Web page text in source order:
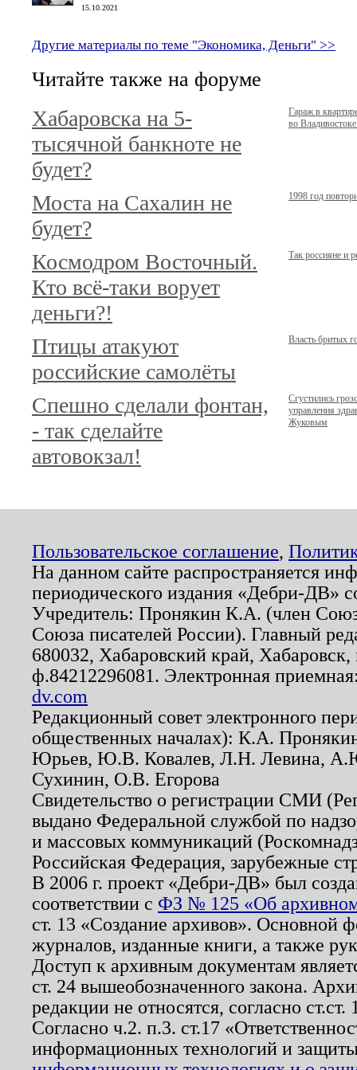
15.10.2021
Другие материалы по теме "Экономика, Деньги" >>
Читайте также на форуме
Хабаровска на 5-
тысячной банкноте не
будет?
Гараж в
во
Моста на Сахалин не
будет?
1998 год
Космодром Восточный.
Кто всё-таки ворует
деньги?!
Так россияне и
Птицы атакуют
российские самолёты
Власть бритых
Спешно сделали фонтан,
- так сделайте
автовокзал!
Сгустились
управления
Жуковым
Пользовательское соглашение,
На данном сайте распространяется
периодического издания «Дебри-ДВ»
Учредитель: Пронякин К.А. (член
Союза писателей России). Главный
680032, Хабаровский край,
ф.84212296081. Электронная
dv.com
Редакционный совет электронного
общественных началах): К.А.
Юрьев, Ю.В. Ковалев, Л.Н. Левина,
Сухинин, О.В. Егорова
Свидетельство о регистрации СМИ
выдано Федеральной службой по
и массовых коммуникаций
Российская Федерация, зарубежные
В 2006 г. проект «Дебри-ДВ» был
соответствии с ФЗ № 125 «Об
ст. 13 «Создание архивов». Основной
журналов, изданные книги, а также
Доступ к архивным документам
ст. 24 вышеобозначенного закона.
редакции не относятся, согласно
Согласно ч.2. п.3. ст.17
информационных технологий и